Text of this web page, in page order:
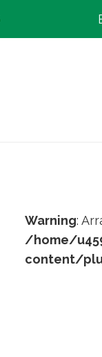
Warning:
/home/
content/